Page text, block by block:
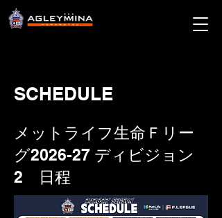
SCHEDULE
メットライフ生命Ｆリー
グ2026-27 ディビジョン
2 日程